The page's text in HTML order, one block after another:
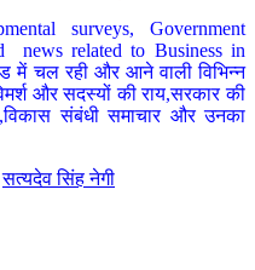
surveys, Government
news related to Business in
में चल रही और आने वाली विभिन्न
और सदस्यों की राय,सरकार की
संबंधी समाचार और उनका
सत्यदेव सिंह नेगी